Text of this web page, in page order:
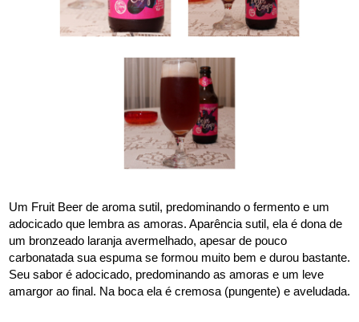
Um Fruit Beer de aroma sutil, predominando o fermento e um
adocicado que lembra as amoras. Aparência sutil, ela é dona de
um bronzeado laranja avermelhado, apesar de pouco
carbonatada sua espuma se formou muito bem e durou bastante.
Seu sabor é adocicado, predominando as amoras e um leve
amargor ao final. Na boca ela é cremosa (pungente) e aveludada.